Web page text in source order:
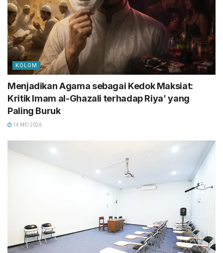
KOLOM
Menjadikan Agama sebagai Kedok Maksiat:
Kritik Imam al-Ghazali terhadap Riya’ yang
Paling Buruk
14 MEI 2026